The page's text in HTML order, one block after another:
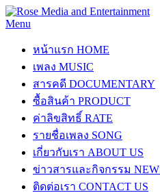
Menu
หน้าแรก HOME
เพลง MUSIC
สารคดี DOCUMENTARY
ซื้อสินค้า PRODUCT
ค่าลิขสิทธิ์ RATE
รายชื่อเพลง SONG
เกี่ยวกับเรา ABOUT US
ข่าวสารและกิจกรรม
ติดต่อเรา CONTACT US